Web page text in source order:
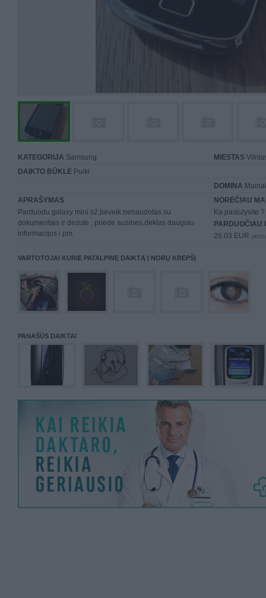
KATEGORIJA Samsung MIESTAS
DAIKTO BŪKLĖ Puiki
DOMINA
APRAŠYMAS
Parduodu galaxy mini s2,beveik nenaudotas su
dokumentais ir dezute , priede ausines,deklas daugiau
informacijos i pm.
NORĖČIAU
Ka pasiulysite ?
PARDUOČIAU
26.03 EUR (90,02
VARTOTOJAI KURIE PATALPINĘ DAIKTĄ Į NORŲ KREPŠĮ
PANAŠŪS DAIKTAI